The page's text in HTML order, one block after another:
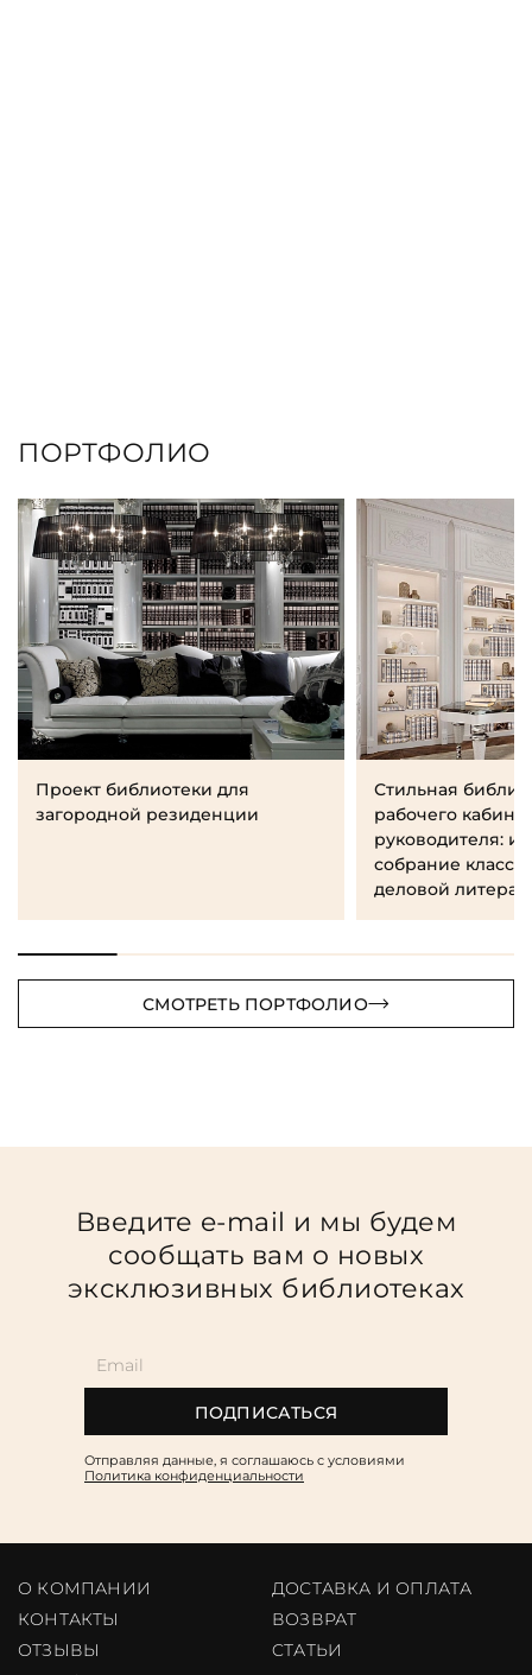
ПОРТФОЛИО
Проект библиотеки для
загородной резиденции
Стильная
рабочего
руководителя:
собрание
деловой
СМОТРЕТЬ ПОРТФОЛИО
Введите e-mail и мы будем
сообщать вам о новых
эксклюзивных библиотеках
ПОДПИСАТЬСЯ
Отправляя данные, я соглашаюсь c условиями
Политика конфиденциальности
О КОМПАНИИ
ДОСТАВКА И ОПЛАТА
КОНТАКТЫ
ВОЗВРАТ
ОТЗЫВЫ
CТАТЬИ